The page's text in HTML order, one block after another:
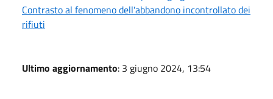
Contrasto al fenomeno dell'abbandono incontrollato dei
rifiuti
Ultimo aggiornamento: 3 giugno 2024, 13:54